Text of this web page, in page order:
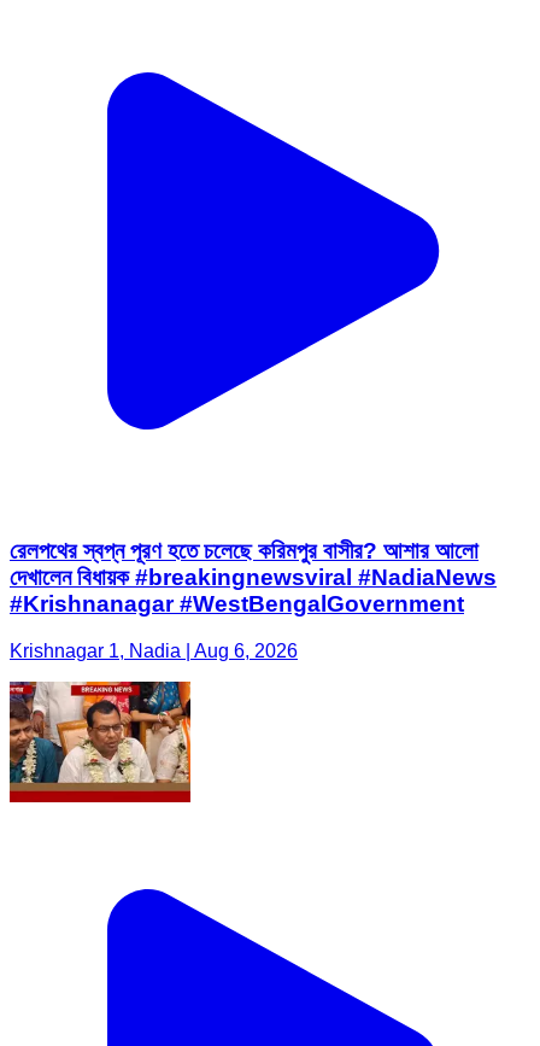
রেলপথের স্বপ্ন পূরণ হতে চলেছে করিমপুর বাসীর? আশার আলো
দেখালেন বিধায়ক #breakingnewsviral #NadiaNews
#Krishnanagar #WestBengalGovernment
Krishnagar 1, Nadia | Aug 6, 2026